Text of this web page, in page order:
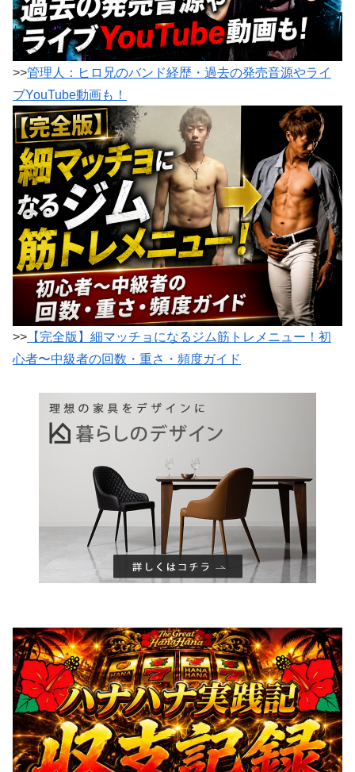
>>管理人：ヒロ兄のバンド経歴・過去の発売音源やライ
ブYouTube動画も！
>> 【完全版】細マッチョになるジム筋トレメニュー！初
心者〜中級者の回数・重さ・頻度ガイド